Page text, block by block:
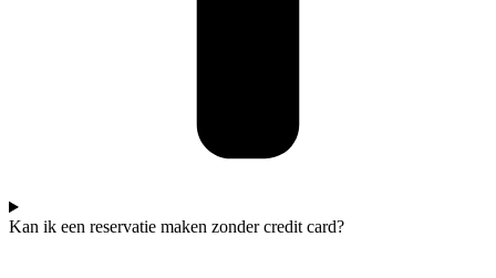
Kan ik een reservatie maken zonder credit card?